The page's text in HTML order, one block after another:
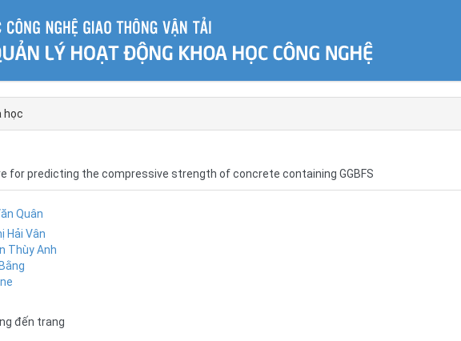
học
for predicting the compressive strength of concrete containing GGBFS
Quân
Hải Vân
Thùy Anh
đến trang